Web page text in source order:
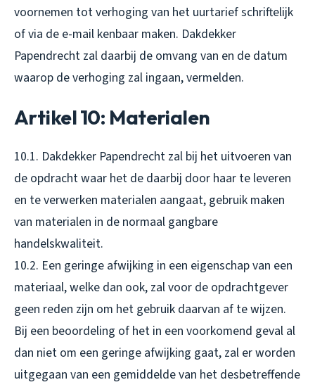
voornemen tot verhoging van het uurtarief schriftelijk
of via de e-mail kenbaar maken. Dakdekker
Papendrecht zal daarbij de omvang van en de datum
waarop de verhoging zal ingaan, vermelden.
Artikel 10: Materialen
10.1. Dakdekker Papendrecht zal bij het uitvoeren van
de opdracht waar het de daarbij door haar te leveren
en te verwerken materialen aangaat, gebruik maken
van materialen in de normaal gangbare
handelskwaliteit.
10.2. Een geringe afwijking in een eigenschap van een
materiaal, welke dan ook, zal voor de opdrachtgever
geen reden zijn om het gebruik daarvan af te wijzen.
Bij een beoordeling of het in een voorkomend geval al
dan niet om een geringe afwijking gaat, zal er worden
uitgegaan van een gemiddelde van het desbetreffende